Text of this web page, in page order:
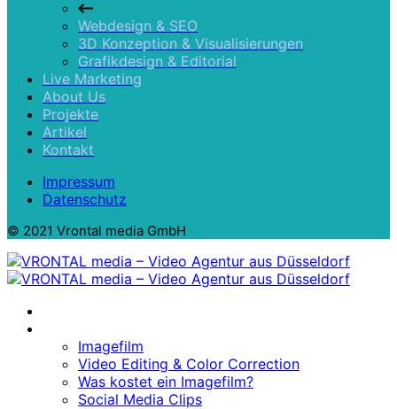
Webdesign & SEO
3D Konzeption & Visualisierungen
Grafikdesign & Editorial
Live Marketing
About Us
Projekte
Artikel
Kontakt
Impressum
Datenschutz
© 2021 Vrontal media GmbH
Imagefilm
Video Editing & Color Correction
Was kostet ein Imagefilm?
Social Media Clips